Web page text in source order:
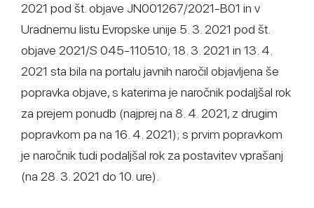
2021 pod št. objave JN001267/2021-B01 in v
Uradnemu listu Evropske unije 5. 3. 2021 pod št.
objave 2021/S 045-110510; 18. 3. 2021 in 13. 4.
2021 sta bila na portalu javnih naročil objavljena še
popravka objave, s katerima je naročnik podaljšal rok
za prejem ponudb (najprej na 8. 4. 2021, z drugim
popravkom pa na 16. 4. 2021); s prvim popravkom
je naročnik tudi podaljšal rok za postavitev vprašanj
(na 28. 3. 2021 do 10. ure).